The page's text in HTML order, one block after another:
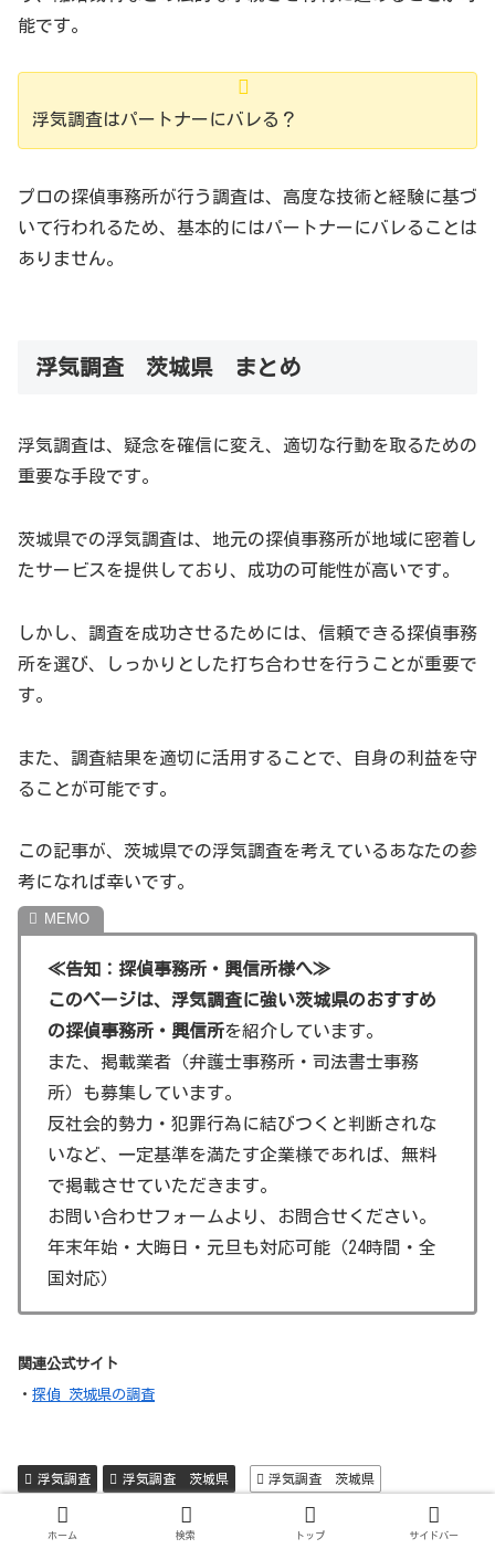
能です。
浮気調査はパートナーにバレる？
プロの探偵事務所が行う調査は、高度な技術と経験に基づ
いて行われるため、基本的にはパートナーにバレることは
ありません。
茨城県で浮気調査を紹介していますが、おまけとして、茨
日光東照宮: 日光東照宮は、徳川家康を祀る神社
す。壮麗な彫刻と色彩豊かな装飾が特徴で、特に
「陽明門」は見事な彫刻が施されています。また、
は、四季折々の花々が楽しめる公園で、特に大藤棚
が有名です。春には紫の藤の花が見事に咲き誇り、
値があります。
鬼怒川温泉: 鬼怒川温泉は、自然に囲まれた温泉地
で、リラクゼーションと癒しを求める人々に人気で
す。また、鬼怒川ライン下りという川下りの体験も
でき、自然を満喫できます。
那須ハイランドパーク: 那須ハイランドパークは、
大人から子供まで楽しめる遊園地です。ジェットコ
ースターや観覧車などのアトラクションがあり、一
日中楽しむことができます。
モビリティリゾートもてぎ（旧ツインリンクもて
ぎ）: モビリティリゾートもてぎは、モータースポ
ーツを楽しむことができる施設です。レース観戦は
もちろん、自分でカートを運転する体験もできま
す。また、自然豊かな敷地内にはホテルやレストラ
ン、温泉施設もあり、リゾート気分を満喫できま
す。
浮気調査 茨城県 まとめ
浮気調査は、疑念を確信に変え、適切な行動を取るための
重要な手段です。
茨城県での浮気調査は、地元の探偵事務所が地域に密着し
たサービスを提供しており、成功の可能性が高いです。
しかし、調査を成功させるためには、信頼できる探偵事務
所を選び、しっかりとした打ち合わせを行うことが重要で
す。
また、調査結果を適切に活用することで、自身の利益を守
ることが可能です。
この記事が、茨城県での浮気調査を考えているあなたの参
考になれば幸いです。
≪告知：探偵事務所・興信所様へ≫
このページは、浮気調査に強い茨城県のおすすめ
の探偵事務所・興信所を紹介しています。
また、掲載業者（弁護士事務所・司法書士事務
所）も募集しています。
反社会的勢力・犯罪行為に結びつくと判断されな
いなど、一定基準を満たす企業様であれば、無料
で掲載させていただきます。
お問い合わせフォームより、お問合せください。
年末年始・大晦日・元旦も対応可能（24時間・全
国対応）
関連公式サイト
・ 探偵 茨城県の調査
浮気調査 浮気調査 茨城県 浮気調査 茨城県
ホーム 浮気調査
ホーム 検索 トップ サイドバー